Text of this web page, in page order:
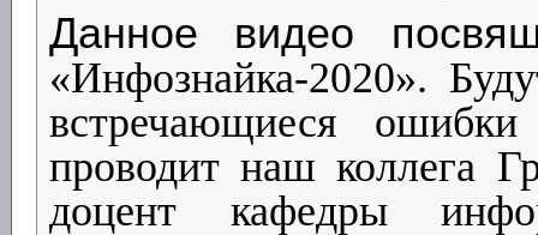
Данное видео
«Инфознайка-2020».
встречающиеся
проводитнаш коллега
доцент кафедры